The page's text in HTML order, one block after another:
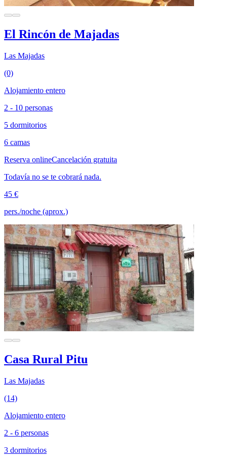
El Rincón de Majadas
Las Majadas
(0)
Alojamiento entero
2 - 10 personas
5 dormitorios
6 camas
Reserva onlineCancelación gratuita
Todavía no se te cobrará nada.
45 €
pers./noche (aprox.)
Casa Rural Pitu
Las Majadas
(14)
Alojamiento entero
2 - 6 personas
3 dormitorios